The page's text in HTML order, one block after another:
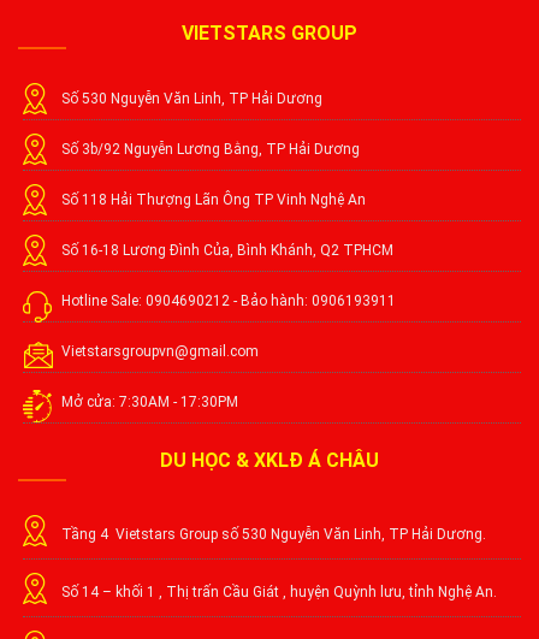
VIETSTARS GROUP
Số 530 Nguyễn Văn Linh, TP Hải Dương
Số 3b/92 Nguyễn Lương Bằng, TP Hải Dương
Số 118 Hải Thượng Lãn Ông TP Vinh Nghệ An
Số 16-18 Lương Đình Của, Bình Khánh, Q2 TPHCM
Hotline Sale: 0904690212 - Bảo hành: 0906193911
Vietstarsgroupvn@gmail.com
Mở cửa: 7:30AM - 17:30PM
DU HỌC & XKLĐ Á CHÂU
Tầng 4 Vietstars Group số 530 Nguyễn Văn Linh, TP Hải Dương.
Số 14 – khối 1 , Thị trấn Cầu Giát , huyện Quỳnh lưu, tỉnh Nghệ An.